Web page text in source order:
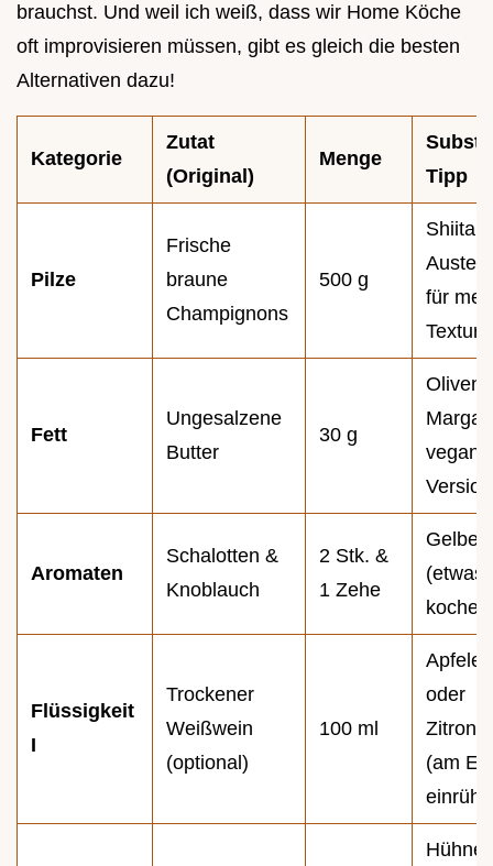
brauchst. Und weil ich weiß, dass wir Home Köche
oft improvisieren müssen, gibt es gleich die besten
Alternativen dazu!
Kategorie
Zutat
(Original)
Menge
Tipp
Pilze
Frische
braune
Champignons
500 g
für
Textur.
Fett
Ungesalzene
Butter
30 g
vegane
Aromaten
Schalotten &
Knoblauch
2 Stk. &
1 Zehe
Gelbe
(etwas
Flüssigkeit
I
Trockener
Weißwein
(optional)
100 ml
oder
(am